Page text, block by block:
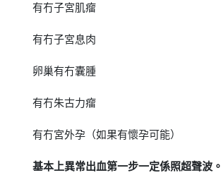
有冇子宮肌瘤
有冇子宮息肉
卵巢有冇囊腫
有冇朱古力瘤
有冇宮外孕（如果有懷孕可能）
基本上異常出血第一步一定係照超聲波。